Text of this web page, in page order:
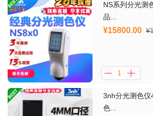
NS系列分光测
品...
¥15800.00
3nh分光测色仪
色...